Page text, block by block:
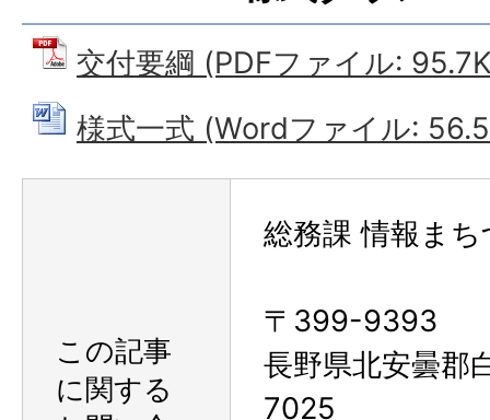
交付要綱 (PDFファイル:
様式一式 (Wordファイル:
この記事
に関する
総務課 情報ま
〒399-9393
長野県北安曇郡
7025